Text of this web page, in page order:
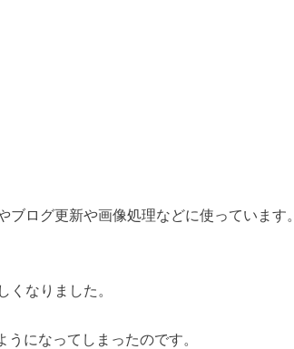
ログ更新や画像処理などに使っています。
なりました。
になってしまったのです。